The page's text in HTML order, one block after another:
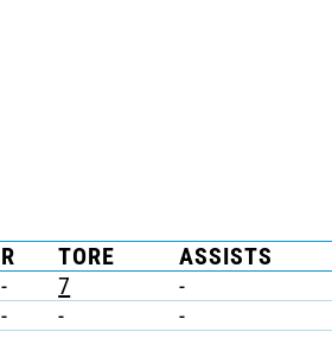
R TORE ASSISTS
- 7 -
- - -